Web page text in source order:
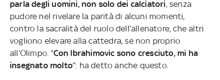
parla degli uomini, non solo dei calciatori, senza
pudore nel rivelare la parità di alcuni momenti,
contro la sacralità del ruolo dell’allenatore, che altri
vogliono elevare alla cattedra, se non proprio
all’Olimpo. “Con Ibrahimovic sono cresciuto, mi ha
insegnato molto”: ha detto anche questo.